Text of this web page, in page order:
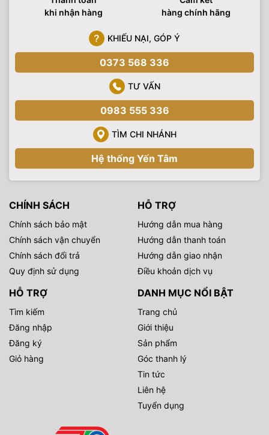
khi nhận hàng
hàng chính hãng
KHIẾU NẠI, GÓP Ý
0373 568 336
TƯ VẤN
0983 555 336
TÌM CHI NHÁNH
Hệ thống Yến Tâm
CHÍNH SÁCH
Chính sách bảo mật
Chính sách vận chuyển
Chính sách đổi trả
Quy định sử dụng
HỖ TRỢ
Hướng dẫn mua hàng
Hướng dẫn thanh toán
Hướng dẫn giao nhận
Điều khoản dịch vụ
HỖ TRỢ
Tìm kiếm
Đăng nhập
Đăng ký
Giỏ hàng
DANH MỤC NỔI BẬT
Trang chủ
Giới thiệu
Sản phẩm
Góc thanh lý
Tin tức
Liên hệ
Tuyển dụng